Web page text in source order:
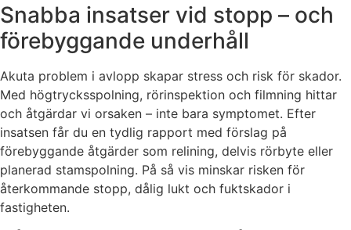
Snabba insatser vid stopp – och
förebyggande underhåll
Akuta problem i avlopp skapar stress och risk för skador.
Med högtrycksspolning, rörinspektion och filmning hittar
och åtgärdar vi orsaken – inte bara symptomet. Efter
insatsen får du en tydlig rapport med förslag på
förebyggande åtgärder som relining, delvis rörbyte eller
planerad stamspolning. På så vis minskar risken för
återkommande stopp, dålig lukt och fuktskador i
fastigheten.